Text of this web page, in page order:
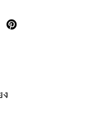
ง